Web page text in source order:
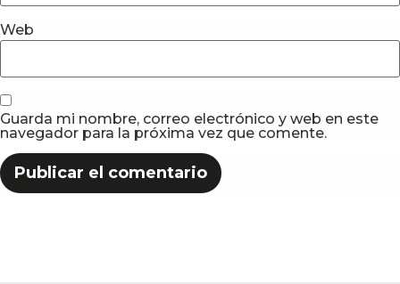
Web
Guarda mi nombre, correo electrónico y web en este
navegador para la próxima vez que comente.